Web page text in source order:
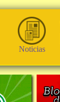
Noticias